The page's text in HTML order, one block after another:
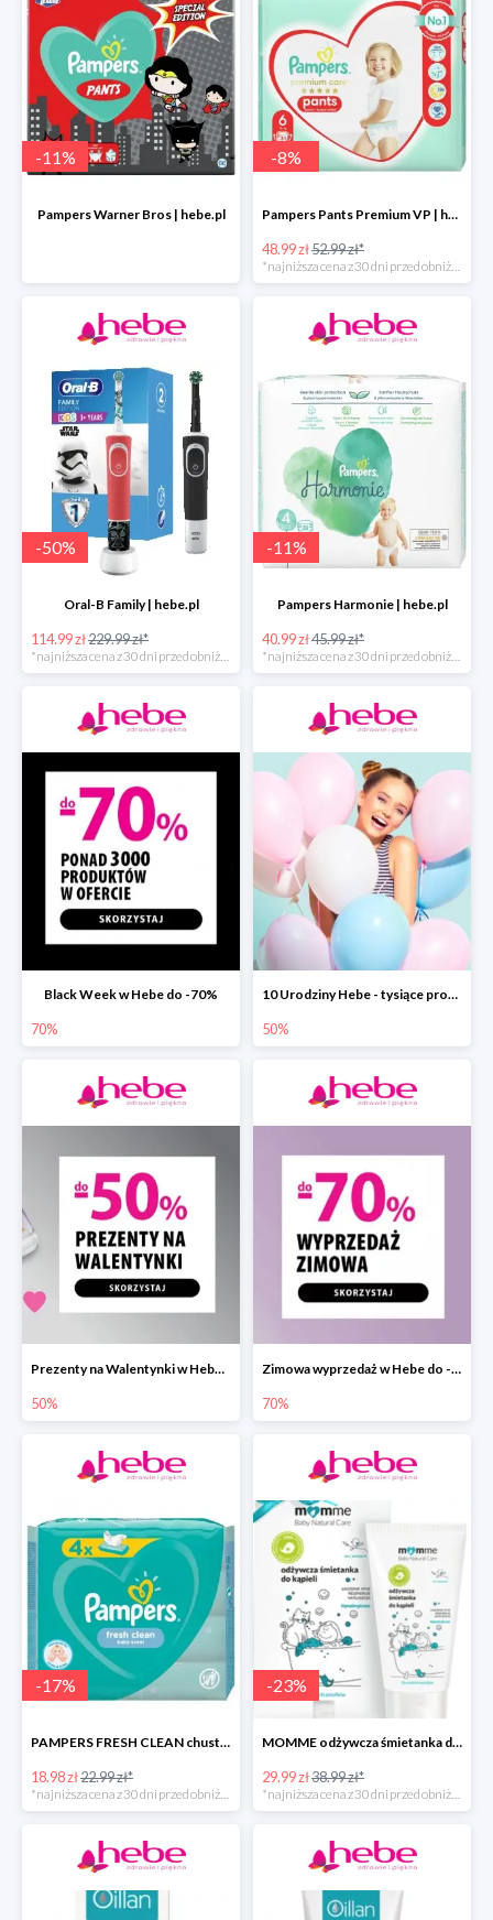
-11%
Pampers Warner Bros | hebe.pl
-8%
Pampers Pants Premium VP | hebe.pl
48.99 zł52.99 zł*
-50%
Oral-B Family | hebe.pl
114.99 zł229.99 zł*
-11%
Pampers Harmonie | hebe.pl
40.99 zł45.99 zł*
Black Week w Hebe do -70%
70%
10 Urodziny Hebe - tysiące produktów do -50%
50%
Prezenty na Walentynki w Hebe do -50%
50%
Zimowa wyprzedaż w Hebe do -70%
70%
-17%
PAMPERS FRESH CLEAN chusteczki nawilżane
18.98 zł22.99 zł*
*najniższa cena z 30 dni przed obniżką
-23%
MOMME odżywcza śmietanka do kąpieli
29.99 zł38.99 zł*
*najniższa cena z 30 dni przed obniżką